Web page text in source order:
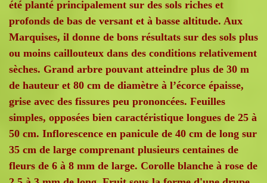
été planté principalement sur des sols riches et
profonds de bas de versant et à basse altitude. Aux
Marquises, il donne de bons résultats sur des sols plus
ou moins caillouteux dans des conditions relativement
sèches. Grand arbre pouvant atteindre plus de 30 m
de hauteur et 80 cm de diamètre à l’écorce épaisse,
grise avec des fissures peu prononcées. Feuilles
simples, opposées bien caractéristique longues de 25 à
50 cm. Inflorescence en panicule de 40 cm de long sur
35 cm de large comprenant plusieurs centaines de
fleurs de 6 à 8 mm de large. Corolle blanche à rose de